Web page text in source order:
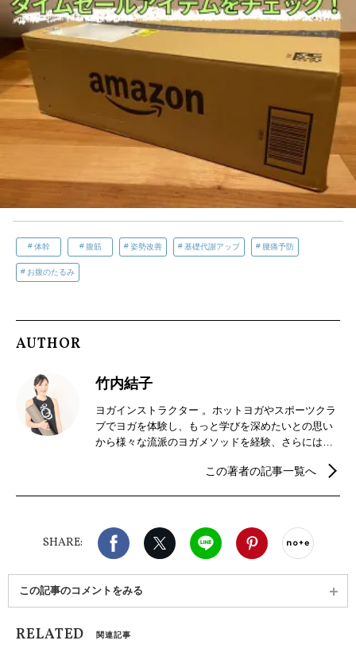
体幹 腹筋 姿勢改善 基礎代謝アップ 腰痛予防
お腹のたるみ
AUTHOR
竹内結子
ヨガインストラクター 。ホットヨガやスポーツクラ
ブでヨガを体験し、もっと学びを深めたいとの思い
から様々な流派のヨガメソッドを経験、さらには指
中で中医学と出会い、中医学関連の資格も取得。見
中医養生ヨガ®初級中級、中医学女性の体とマタニ
ティ、四季養生ヨガ、JOPHEE中医学骨盤モジュー
この著者の記事一覧へ
SHARE:
Facebook X（旧twitter）
LINE Pinterest
この記事のコメントをみる
RELATED 関連記事